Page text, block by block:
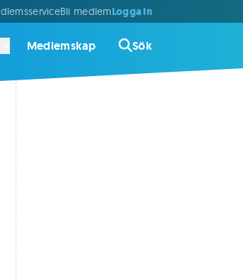
Bli medlemLogga in
Medlemskap Sök